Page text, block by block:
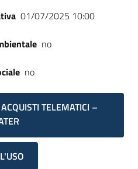
01/07/2025 10:00
no
no
TELEMATICI –